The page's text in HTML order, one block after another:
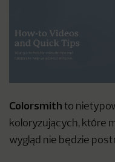
Colorsmith to
koloryzujących, które
wygląd nie będzie